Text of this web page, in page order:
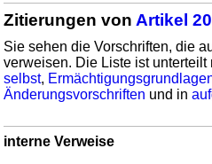
Zitierungen von Artikel
Sie sehen die Vorschriften, die
verweisen. Die Liste ist unterteilt
selbst,
Änderungsvorschriften und in
interne Verweise